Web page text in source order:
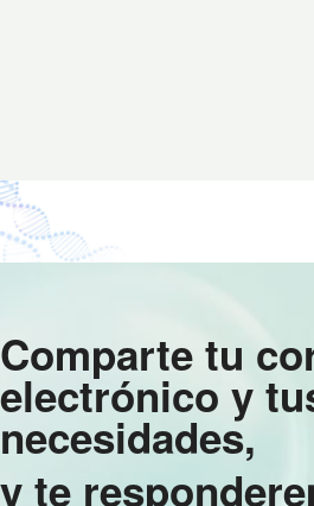
Comparte tu
electrónico y
necesidades,
y te